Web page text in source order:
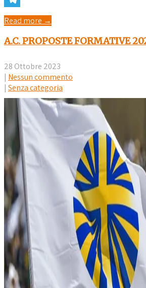
Telegram
Read more →
A.C. PROPOSTE FORMATIVE
28 Ottobre 2023
| Nessun commento
| Senza categoria